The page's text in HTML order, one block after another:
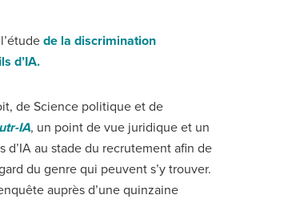
de la discrimination
d’IA.
de Science politique et de
IA, un point de vue juridique et un
d’IA au stade du recrutement afin de
du genre qui peuvent s’y trouver.
auprès d’une quinzaine